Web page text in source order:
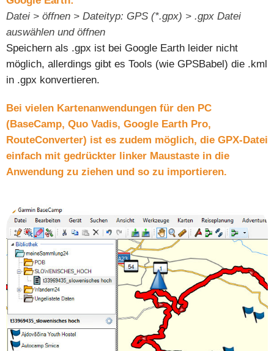
Datei > öffnen > Dateityp: GPS (*.gpx) > .gpx Datei
auswählen und öffnen
Speichern als .gpx ist bei Google Earth leider nicht
möglich, allerdings gibt es Tools (wie GPSBabel) die .kml
in .gpx konvertieren.
Bei vielen Kartenanwendungen für den PC
(BaseCamp, Quo Vadis, Google Earth Pro,
RouteConverter) ist es zudem möglich, die GPX-Datei
einfach mit gedrückter linker Maustaste in die
Anwendung zu ziehen und so zu importieren.